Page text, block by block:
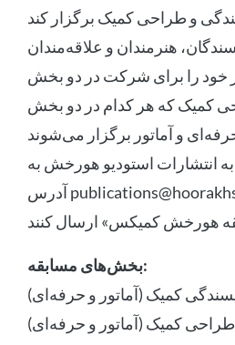
هنرمندان و علاقه‌مندان
خود را برای شرکت در دو بخش
کمیک که هر کدام در دو بخش
و آماتور برگزار می‌شوند
تا آخر اسفند 1399 به انتشارات استودیو هورخش به
آدرس publications@hoorakhsh.studio با عنوان
بخش‌های مسابقه:
کمیک (آماتور و حرفه‌ای)
طراحی کمیک (آماتور و حرفه‌ای)